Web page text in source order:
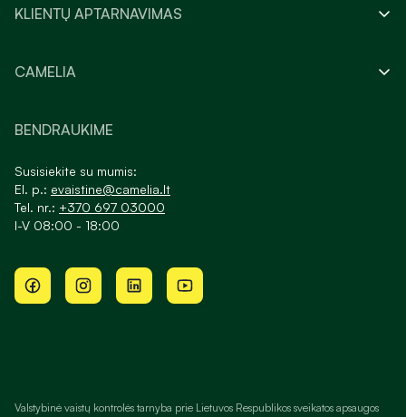
KLIENTŲ APTARNAVIMAS
CAMELIA
BENDRAUKIME
Susisiekite su mumis:
El. p.: evaistine@camelia.lt
Tel. nr.: +370 697 03000
I-V 08:00 - 18:00
Valstybinė vaistų kontrolės tarnyba prie Lietuvos Respublikos sveikatos apsaugos